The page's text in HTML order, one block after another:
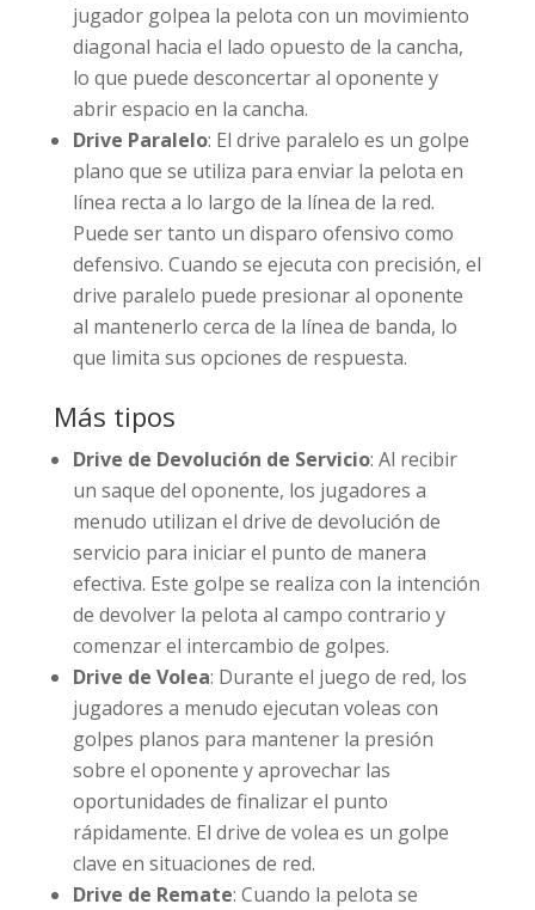
jugador golpea la pelota con un movimiento
diagonal hacia el lado opuesto de la cancha,
lo que puede desconcertar al oponente y
abrir espacio en la cancha.
Drive Paralelo: El drive paralelo es un golpe
plano que se utiliza para enviar la pelota en
línea recta a lo largo de la línea de la red.
Puede ser tanto un disparo ofensivo como
defensivo. Cuando se ejecuta con precisión, el
drive paralelo puede presionar al oponente
al mantenerlo cerca de la línea de banda, lo
que limita sus opciones de respuesta.
Más tipos
Drive de Devolución de Servicio: Al recibir
un saque del oponente, los jugadores a
menudo utilizan el drive de devolución de
servicio para iniciar el punto de manera
efectiva. Este golpe se realiza con la intención
de devolver la pelota al campo contrario y
comenzar el intercambio de golpes.
Drive de Volea: Durante el juego de red, los
jugadores a menudo ejecutan voleas con
golpes planos para mantener la presión
sobre el oponente y aprovechar las
oportunidades de finalizar el punto
rápidamente. El drive de volea es un golpe
clave en situaciones de red.
Drive de Remate: Cuando la pelota se